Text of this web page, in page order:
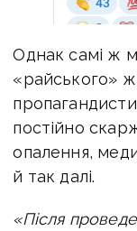
Однак самі ж
«райського»
постійно
опалення,
й так далі.
«Після